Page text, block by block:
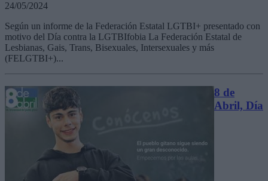
24/05/2024
Según un informe de la Federación Estatal LGTBI+ presentado con
motivo del Día contra la LGTBIfobia La Federación Estatal de
Lesbianas, Gais, Trans, Bisexuales, Intersexuales y más
(FELGTBI+)...
8 de
Abril, Día